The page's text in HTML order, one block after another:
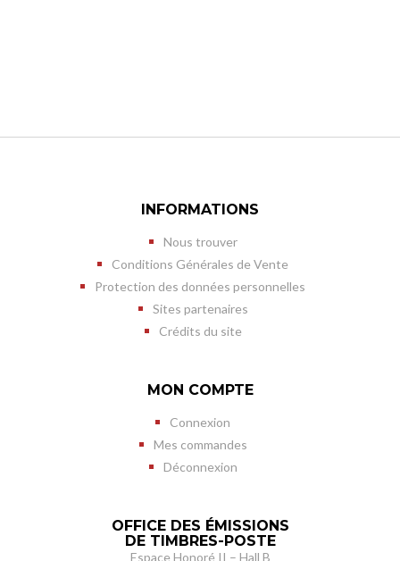
INFORMATIONS
Nous trouver
Conditions Générales de Vente
Protection des données personnelles
Sites partenaires
Crédits du site
MON COMPTE
Connexion
Mes commandes
Déconnexion
OFFICE DES ÉMISSIONS
DE TIMBRES-POSTE
Espace Honoré II – Hall B